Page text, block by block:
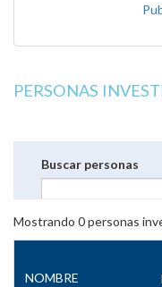
PERSONAS
Buscar personas
Mostrando 0personas
NOMBRE